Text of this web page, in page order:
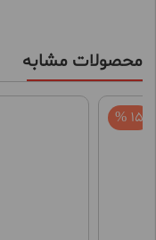
محصولات مشابه
15 %